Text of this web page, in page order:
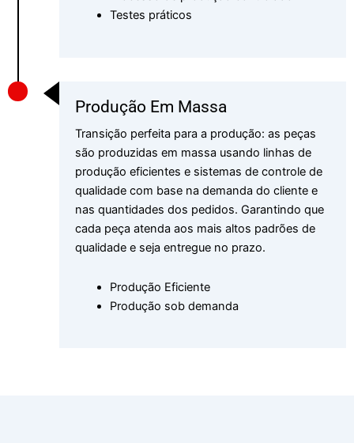
Testes práticos
Produção Em Massa
Transição perfeita para a produção: as peças
são produzidas em massa usando linhas de
produção eficientes e sistemas de controle de
qualidade com base na demanda do cliente e
nas quantidades dos pedidos. Garantindo que
cada peça atenda aos mais altos padrões de
qualidade e seja entregue no prazo.
Produção Eficiente
Produção sob demanda